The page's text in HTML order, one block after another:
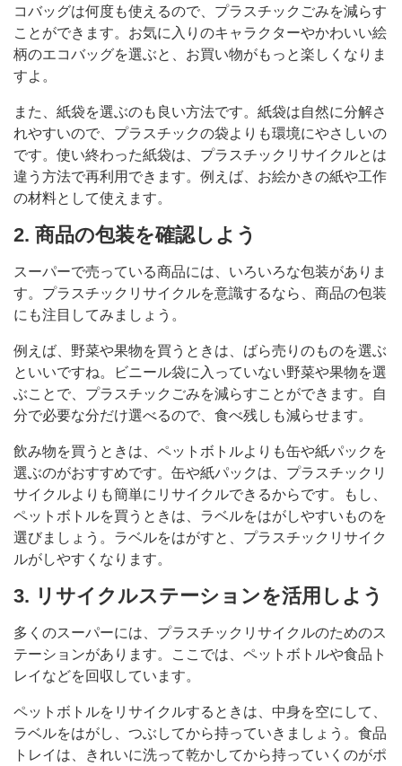
コバッグは何度も使えるので、プラスチックごみを減らす
ことができます。お気に入りのキャラクターやかわいい絵
柄のエコバッグを選ぶと、お買い物がもっと楽しくなりま
すよ。
また、紙袋を選ぶのも良い方法です。紙袋は自然に分解さ
れやすいので、プラスチックの袋よりも環境にやさしいの
です。使い終わった紙袋は、プラスチックリサイクルとは
違う方法で再利用できます。例えば、お絵かきの紙や工作
の材料として使えます。
2. 商品の包装を確認しよう
スーパーで売っている商品には、いろいろな包装がありま
す。プラスチックリサイクルを意識するなら、商品の包装
にも注目してみましょう。
例えば、野菜や果物を買うときは、ばら売りのものを選ぶ
といいですね。ビニール袋に入っていない野菜や果物を選
ぶことで、プラスチックごみを減らすことができます。自
分で必要な分だけ選べるので、食べ残しも減らせます。
飲み物を買うときは、ペットボトルよりも缶や紙パックを
選ぶのがおすすめです。缶や紙パックは、プラスチックリ
サイクルよりも簡単にリサイクルできるからです。もし、
ペットボトルを買うときは、ラベルをはがしやすいものを
選びましょう。ラベルをはがすと、プラスチックリサイク
ルがしやすくなります。
3. リサイクルステーションを活用しよう
多くのスーパーには、プラスチックリサイクルのためのス
テーションがあります。ここでは、ペットボトルや食品ト
レイなどを回収しています。
ペットボトルをリサイクルするときは、中身を空にして、
ラベルをはがし、つぶしてから持っていきましょう。食品
トレイは、きれいに洗って乾かしてから持っていくのがポ